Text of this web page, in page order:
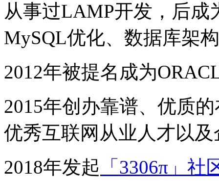
从事过LAMP开发，后成
MySQL优化、数据库架
2012年被提名成为
2015年创办靠谱、优质
优秀互联网从业人才以
2018年发起 「3306π」社